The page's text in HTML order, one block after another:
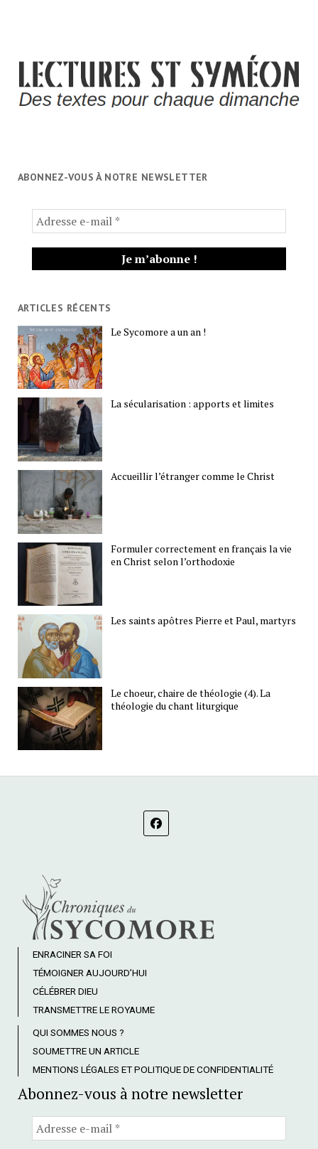
ABONNEZ-VOUS À NOTRE NEWSLETTER
ARTICLES RÉCENTS
Le Sycomore a un an !
La sécularisation : apports et limites
Accueillir l’étranger comme le Christ
Formuler correctement en français la vie
en Christ selon l’orthodoxie
Les saints apôtres Pierre et Paul, martyrs
Le choeur, chaire de théologie (4). La
théologie du chant liturgique
ENRACINER SA FOI
TÉMOIGNER AUJOURD’HUI
CÉLÉBRER DIEU
TRANSMETTRE LE ROYAUME
QUI SOMMES NOUS ?
SOUMETTRE UN ARTICLE
MENTIONS LÉGALES ET POLITIQUE DE CONFIDENTIALITÉ
Abonnez-vous à notre newsletter